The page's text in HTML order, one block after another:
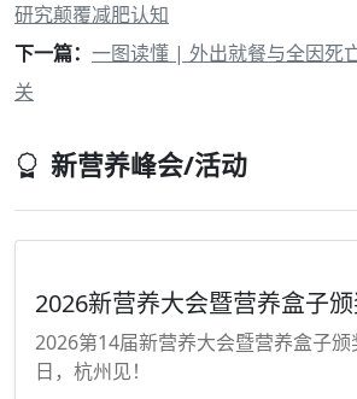
研究颠覆减肥认知
下一篇： 一图读懂 | 外出就餐与全因死
关
新营养峰会/活动
2026新营养大会暨营养盒子
2026第14届新营养大会暨营养盒子
日，杭州见！